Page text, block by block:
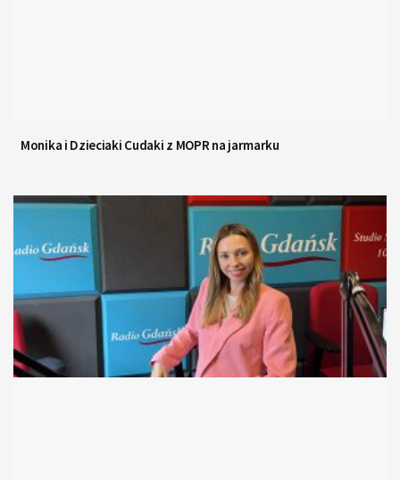
Monika i Dzieciaki Cudaki z MOPR na jarmarku